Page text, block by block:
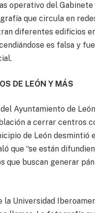
operativo del Gabinete
que circula en
diferentes edificios
es falsa y
DE LEÓN Y MÁS
Ayuntamiento de León
a cerrar centros
de León desmintió
que “se están
que buscan generar
la Universidad